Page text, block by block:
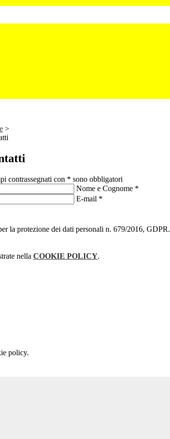
>
contrassegnati con * sono obbligatori
Nome e Cognome *
E-mail *
la protezione dei dati personali n. 679/2016, GDPR.
nella COOKIE POLICY.
policy.